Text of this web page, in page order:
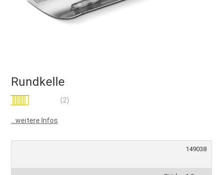
Rundkelle
Bewertung: (2)
...weitere Infos
149038